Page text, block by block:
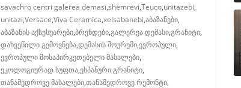
savachro centri galerea demasi,shemrevi,Teuco,unitazebi,
unitazi,Versace,Viva Ceramica,xelsabanebi,აბაზანები,
აბაზანის აქსესუარები,ბრენდები,გალერეა დემასი,გრანიტი,
დახვეწილი გემოვნება,დემასის შოურუმი,ევროპული,
ევროპული მოსაპირკეთებელი მასალები,
ეკოლოგიურად სუფთა,ესპანური გრანიტი,
თანამედროვე მასალები,თანამედროვე რემონტი,